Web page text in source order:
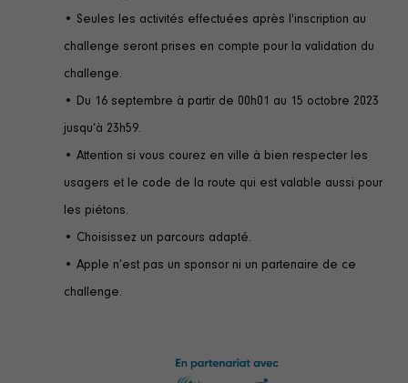
• Seules les activités effectuées après l'inscription au
challenge seront prises en compte pour la validation du
challenge.
• Du 16 septembre à partir de 00h01 au 15 octobre 2023
jusqu’à 23h59.
• Attention si vous courez en ville à bien respecter les
usagers et le code de la route qui est valable aussi pour
les piétons.
• Choisissez un parcours adapté.
• Apple n’est pas un sponsor ni un partenaire de ce
challenge.